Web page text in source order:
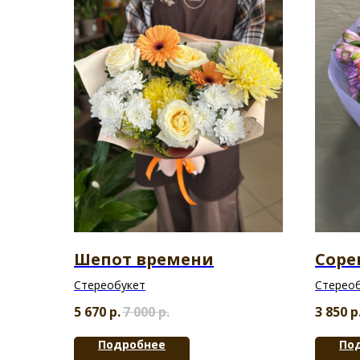
Шепот времени
Стереобукет
5 670 р.7 000р.
Подробнее
3 850